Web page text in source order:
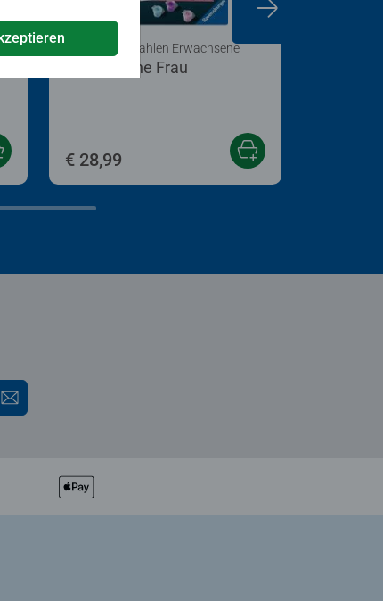
Farbenfrohe Frau
Malen nach Zahlen Erwachsene
€ 28,99